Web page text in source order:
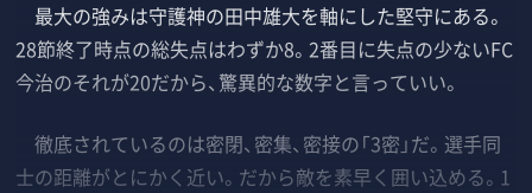
最大の強みは守護神の田中雄大を軸にした堅守にある。
28節終了時点の総失点はわずか8。2番目に失点の少ないFC
今治のそれが20だから、驚異的な数字と言っていい。
徹底されているのは密閉、密集、密接の「3密」だ。選手同
士の距離がとにかく近い。だから敵を素早く囲い込める。1